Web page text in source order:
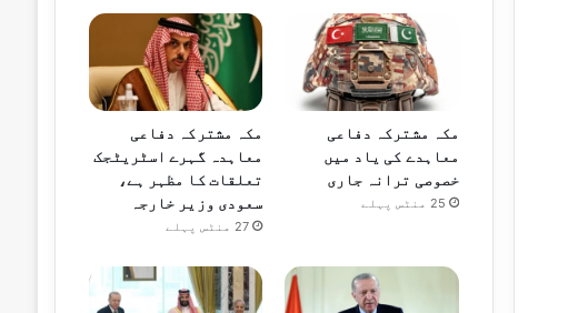
مکہ مشترکہ دفاعی
معاہدے کی یاد میں
خصوصی ترانہ جاری
25 منٹس پہلے
مکہ مشترکہ دفاعی
معاہدہ گہرے اسٹریٹجک
تعلقات کا مظہر ہے،
سعودی وزیر خارجہ
27 منٹس پہلے